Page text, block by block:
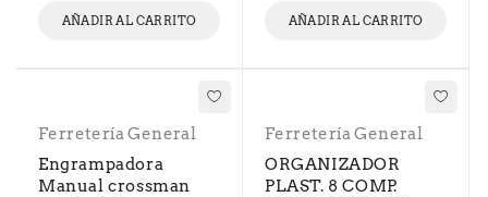
AÑADIR AL CARRITO AÑADIR AL CARRITO
Ferretería General
Engrampadora
Manual crossman
Ferretería General
ORGANIZADOR
PLAST. 8 COMP.